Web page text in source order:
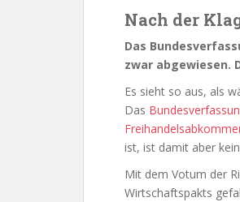
Nach der
Das
zwar abgewiesen.
Es sieht so aus, als
Das
ist, ist damit aber
Mit dem Votum der
Wirtschaftspakts